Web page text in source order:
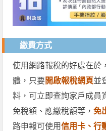
繳費方式
使用網路報稅的好處在於
體，只要開啟報稅網頁並
料，可立即查詢家戶成員
免稅額、應繳稅額等，免
路申報可使用信用卡、行